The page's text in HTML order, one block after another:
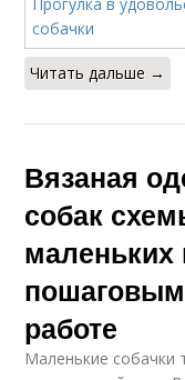
Читать дальше →
Вязаная
собак
работе
Маленькие собачки